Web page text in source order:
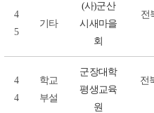
4
5
기타
(사)군산
시새마을
회
전
4
4
학교
부설
군장대학
평생교육
원
전